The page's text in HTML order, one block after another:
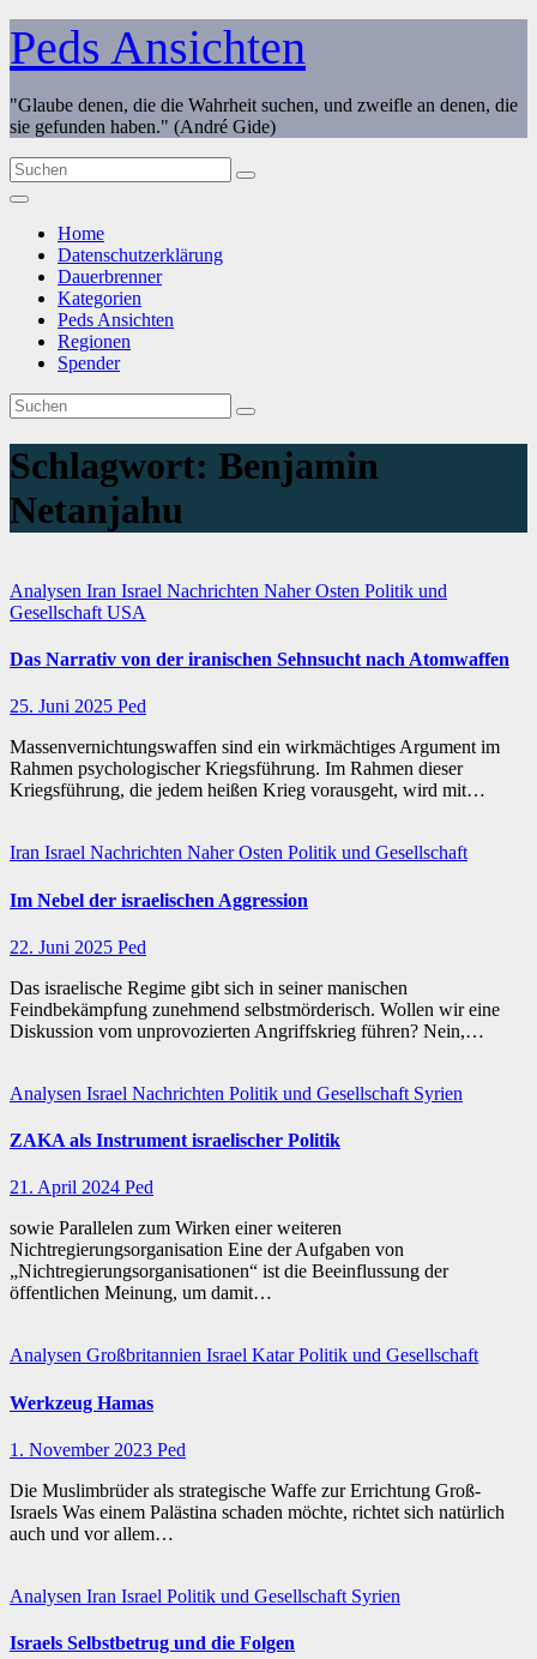
Zum
Inhalt
springen
Peds Ansichten
"Glaube denen, die die Wahrheit suchen, und zweifle an denen, die
sie gefunden haben." (André Gide)
Home
Datenschutzerklärung
Dauerbrenner
Kategorien
Peds Ansichten
Regionen
Spender
Schlagwort: Benjamin
Netanjahu
Analysen Iran Israel Nachrichten Naher Osten Politik und
Gesellschaft USA
Das Narrativ von der iranischen Sehnsucht nach Atomwaffen
25. Juni 2025 Ped
Massenvernichtungswaffen sind ein wirkmächtiges Argument im
Rahmen psychologischer Kriegsführung. Im Rahmen dieser
Kriegsführung, die jedem heißen Krieg vorausgeht, wird mit…
Iran Israel Nachrichten Naher Osten Politik und Gesellschaft
Im Nebel der israelischen Aggression
22. Juni 2025 Ped
Das israelische Regime gibt sich in seiner manischen
Feindbekämpfung zunehmend selbstmörderisch. Wollen wir eine
Diskussion vom unprovozierten Angriffskrieg führen? Nein,…
Analysen Israel Nachrichten Politik und Gesellschaft Syrien
ZAKA als Instrument israelischer Politik
21. April 2024 Ped
sowie Parallelen zum Wirken einer weiteren
Nichtregierungsorganisation Eine der Aufgaben von
„Nichtregierungsorganisationen“ ist die Beeinflussung der
öffentlichen Meinung, um damit…
Analysen Großbritannien Israel KatarPolitik und Gesellschaft
Werkzeug Hamas
1. November 2023 Ped
Die Muslimbrüder als strategische Waffe zur Errichtung Groß-
Israels Was einem Palästina schaden möchte, richtet sich natürlich
auch und vor allem…
Analysen Iran Israel Politik und Gesellschaft Syrien
Israels Selbstbetrug und die Folgen